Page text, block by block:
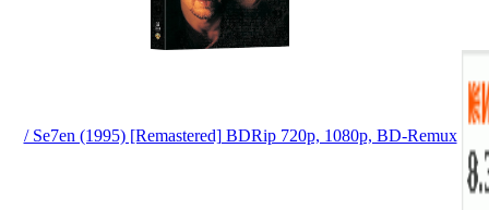
/ Se7en (1995) [Remastered] BDRip 720p, 1080p, BD-Remux